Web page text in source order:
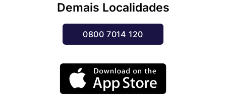
Demais Localidades
0800 7014 120